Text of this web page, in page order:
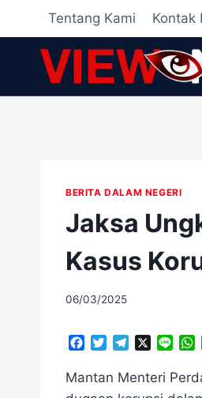
content
Tentang Kami Kontak
BERITA DALAM NEGERI
Jaksa
Kasus
By
06/03/2025
c
i
l
n
e
a
Mantan Menteri